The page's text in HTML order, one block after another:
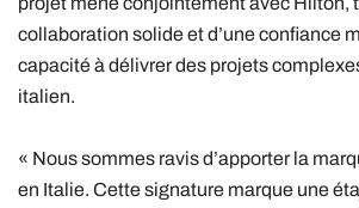
collaboration solide et d’une confiance
capacité à délivrer des projets
italien.
« Nous sommes ravis d’apporter la
en Italie. Cette signature marque une